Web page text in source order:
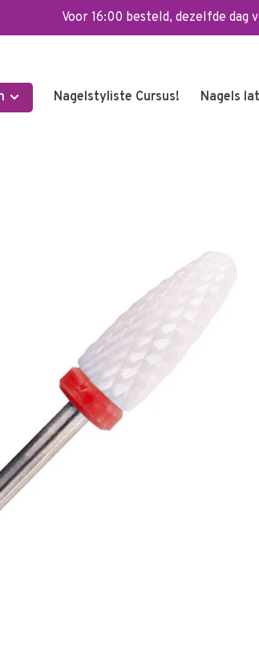
Voor 16:00 besteld, dezelfde dag
Nagelstyliste Cursus! Nagels